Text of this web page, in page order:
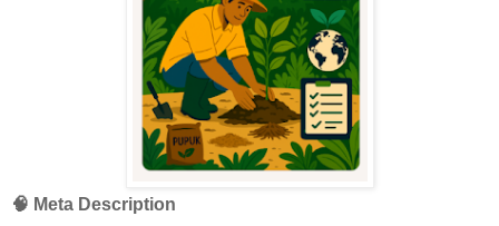
🧠 Meta Description